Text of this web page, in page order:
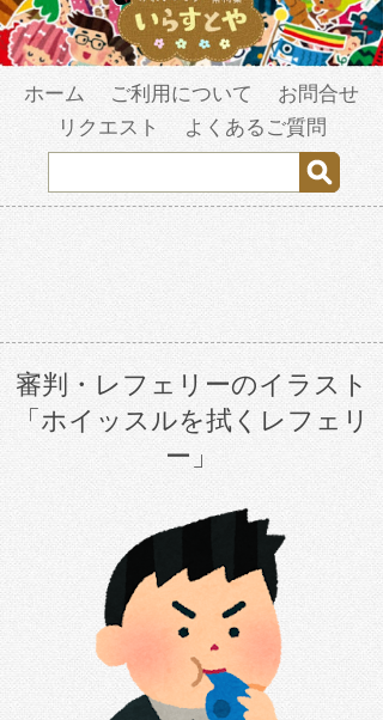
ホーム ご利用について
お問合せ
リクエスト
よくあるご質問
審判・レフェリーのイラスト
「ホイッスルを拭くレフェリ
ー」